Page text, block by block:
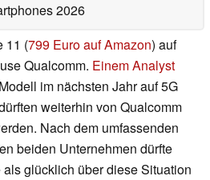
2026
11 (799 Euro auf Amazon) auf
Qualcomm. Einem Analyst
im nächsten Jahr auf 5G
weiterhin von Qualcomm
Nach dem umfassenden
beiden Unternehmen dürfte
glücklich über diese Situation